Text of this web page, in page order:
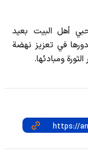
أهل البيت بعيد
دورها في تعزيز نهضة
الثورة ومبادئها.